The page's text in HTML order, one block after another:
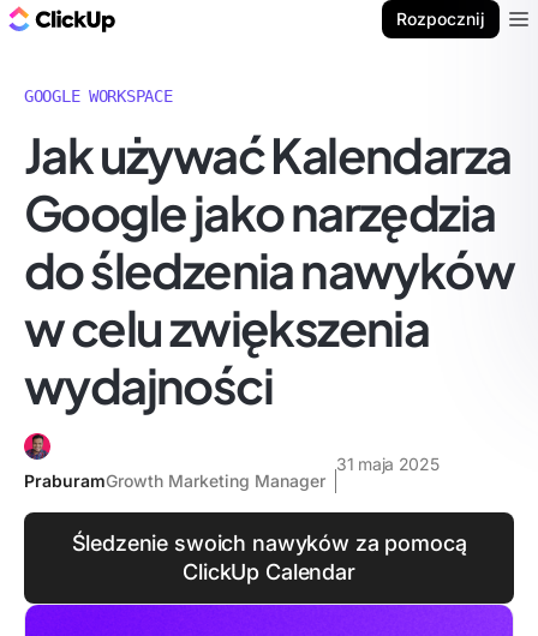
Rozpocznij
GOOGLE WORKSPACE
Jak używać Kalendarza
Google jako narzędzia
do śledzenia nawyków
w celu zwiększenia
wydajności
PraburamGrowth Marketing Manager
31 maja 2025
Śledzenie swoich nawyków za pomocą
ClickUp Calendar